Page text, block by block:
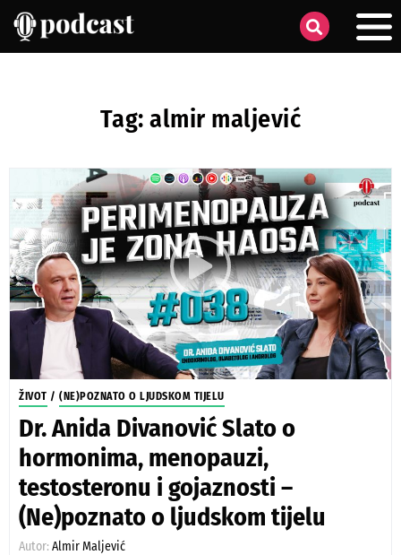
Tag: almir maljević
ŽIVOT / (NE)POZNATO O LJUDSKOM TIJELU
Dr. Anida Divanović Slato o
hormonima, menopauzi,
testosteronu i gojaznosti –
(Ne)poznato o ljudskom tijelu
Autor: Almir Maljević